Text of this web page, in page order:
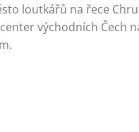
loutkářů na řece
východních Čech